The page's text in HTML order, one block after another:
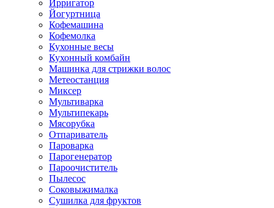
Ирригатор
Йогуртница
Кофемашина
Кофемолка
Кухонные весы
Кухонный комбайн
Машинка для стрижки волос
Метеостанция
Миксер
Мультиварка
Мультипекарь
Мясорубка
Отпариватель
Пароварка
Парогенератор
Пароочиститель
Пылесос
Соковыжималка
Сушилка для фруктов